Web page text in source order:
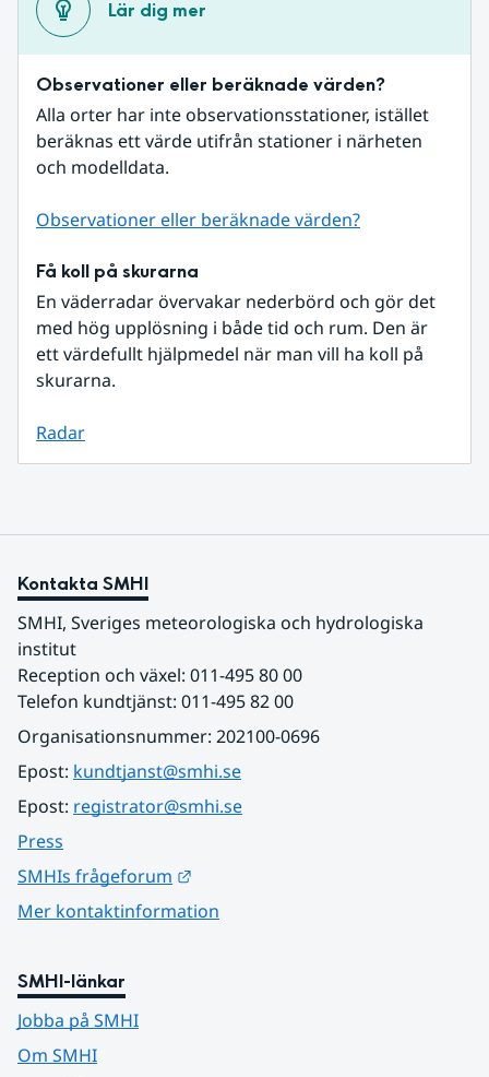
Lär dig mer
Observationer eller beräknade värden?
Alla orter har inte observationsstationer, istället
beräknas ett värde utifrån stationer i närheten
och modelldata.
Observationer eller beräknade värden?
Få koll på skurarna
En väderradar övervakar nederbörd och gör det
med hög upplösning i både tid och rum. Den är
ett värdefullt hjälpmedel när man vill ha koll på
skurarna.
Radar
Kontakta SMHI
SMHI, Sveriges meteorologiska och hydrologiska
institut
Reception och växel: 011-495 80 00
Telefon kundtjänst: 011-495 82 00
Organisationsnummer: 202100-0696
Epost: kundtjanst@smhi.se
Epost: registrator@smhi.se
Press
SMHIs frågeforum
Mer kontaktinformation
SMHI-länkar
Jobba på SMHI
Om SMHI